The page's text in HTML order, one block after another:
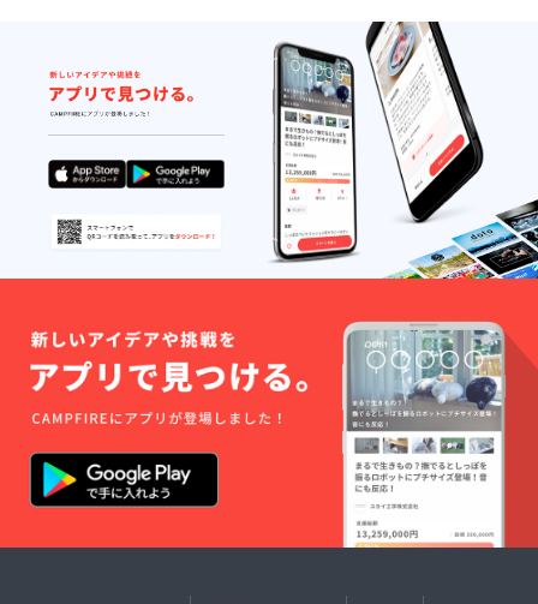
ス ＜使
用期限
＞ 1年
間